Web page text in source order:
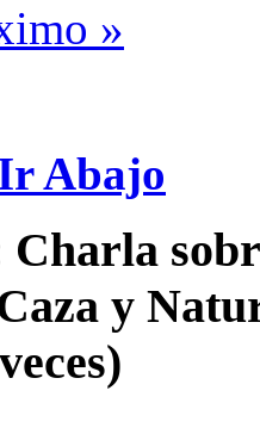
»
Abajo
Charla
y